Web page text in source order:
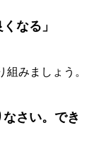
なる」
みましょう。
さい。でき